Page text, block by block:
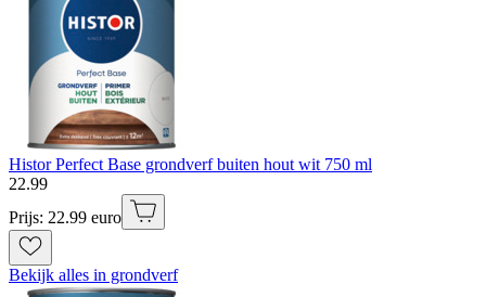
Histor Perfect Base grondverf buiten hout wit 750 ml
22.99
Prijs: 22.99 euro
Bekijk alles in grondverf